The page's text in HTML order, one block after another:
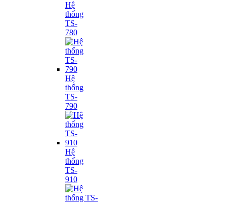
Hệ
thống
TS-
780
Hệ
thống
TS-
790
Hệ
thống
TS-
910